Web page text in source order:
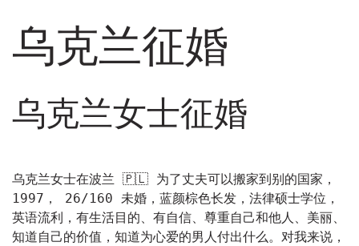
乌克兰征婚
乌克兰女士征婚
乌克兰女士在波兰 🇵🇱 为了丈夫可以搬家到别的国家，
1997， 26/160 未婚，蓝颜棕色长发，法律硕士学位，
英语流利，有生活目的、有自信、尊重自己和他人、美丽、
知道自己的价值，知道为心爱的男人付出什么。对我来说，